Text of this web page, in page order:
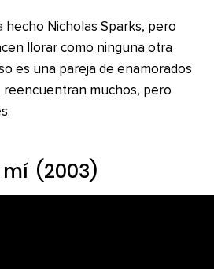
hecho Nicholas Sparks, pero
llorar como ninguna otra
es una pareja de enamorados
reencuentran muchos, pero
mí (2003)